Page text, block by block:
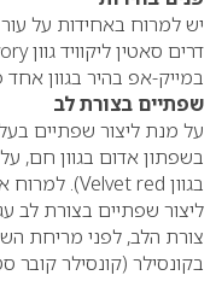
יש למרוח באחידות על
דרים סאטין ליקוויד גוון
במייק-אפ בהיר בגוון
שפתיים בצורת לב
על מנת ליצור שפתיים
בגוון Velvet red). למרוח
ליצור שפתיים בצורת לב
צורת הלב, לפני מריחת
בקונסילר (קונסילר